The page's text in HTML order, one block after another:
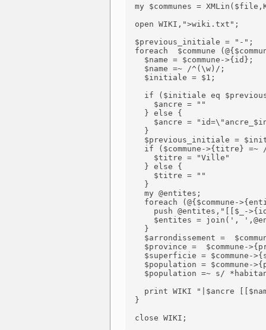
my $communes =
  open WIKI,">wiki.txt";
  $previous_initiale = "-";
foreach  $commune
    $name = $commune->{id};
    $name =~ /^(\w)/;
    $initiale = $1;
if ($initiale eq
      $ancre = ""
    } else {
$ancre =
    }
$previous_initiale =
if ($commune->{titre} =~
      $titre = "Ville"
    } else {
      $titre = ""
    }
    my @entites;
foreach (@{$commune-
push @entites,"[[$_-
$entites = join(',
    }
$arrondissement =
$province =  $commune-
$superficie = $commune-
$population = $commune-
$population =~ s/
print WIKI "|$ancre
  }
  close WIKI;